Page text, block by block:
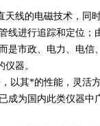
线的电磁技术，同
线进行追踪和定位
是市政、电力、电
器。
以其*的性能，灵活
成为国内此类仪器中